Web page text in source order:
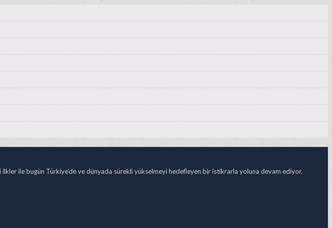
ile bugün Türkiye’de ve dünyada sürekli yükselmeyi hedefleyen bir istikrarla yoluna devam ediyor.